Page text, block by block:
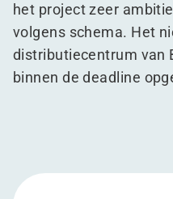
het project zeer
volgens schema. Het
distributiecentrum van
binnen de deadline